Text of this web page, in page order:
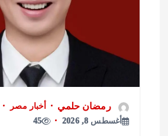
رمضان حلمي
أخبار مصر
أغسطس 8, 2026
45